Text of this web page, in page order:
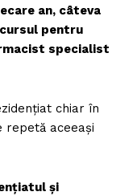
an, câteva
pentru
specialist
chiar în
repetă aceeași
și